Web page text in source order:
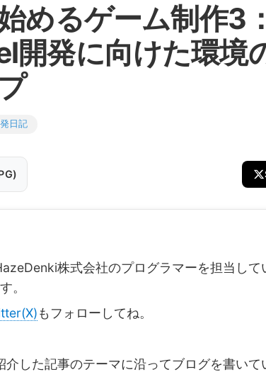
めるゲーム制作3
開発に向けた環境
日記
株式会社のプログラマーを担当して
。
もフォローしてね。
した記事のテーマに沿ってブログを書いて